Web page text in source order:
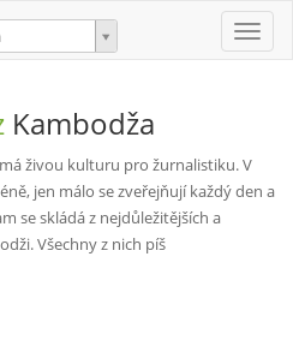
Toggle
Kambodža
živou kulturu pro žurnalistiku. V
jen málo se zveřejňují každý den a
se skládá z nejdůležitějších a
Všechny z nich píš